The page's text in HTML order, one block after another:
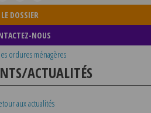
LE DOSSIER
NOUS
ordures ménagères
ACTUALITÉS
aux actualités